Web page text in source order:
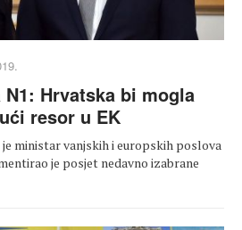
Hrvatska bi mogla
resor u EK
ministar vanjskih i europskih poslova
je posjet nedavno izabrane